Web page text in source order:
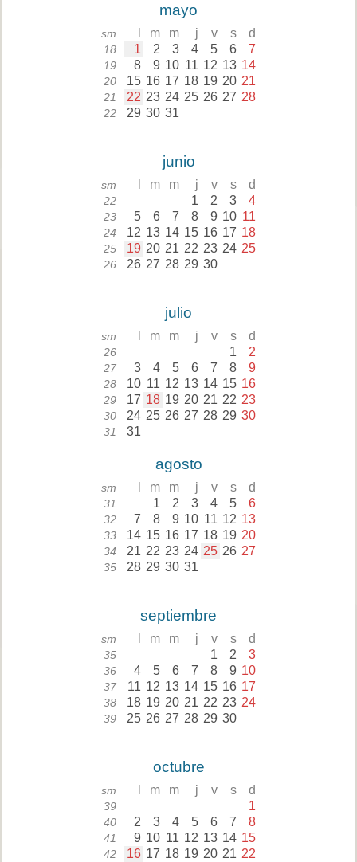
mayo
sm m m j v s d
18 1 2 3 4 5 6 7
19 8 9 10 11 12 13 14
20 15 16 17 18 19 20 21
21 22 23 24 25 26 27 28
22 29 30 31
junio
sm m m j v s d
22 1 2 3 4
23 5 6 7 8 9 10 11
24 12 13 14 15 16 17 18
25 19 20 21 22 23 24 25
26 26 27 28 29 30
julio
sm m m j v s d
26 1 2
27 3 4 5 6 7 8 9
28 10 11 12 13 14 15 16
29 17 18 19 20 21 22 23
30 24 25 26 27 28 29 30
31 31
agosto
sm m m j v s d
31 1 2 3 4 5 6
32 7 8 9 10 11 12 13
33 14 15 16 17 18 19 20
34 21 22 23 24 25 26 27
35 28 29 30 31
septiembre
sm m m j v s d
35 1 2 3
36 4 5 6 7 8 9 10
37 11 12 13 14 15 16 17
38 18 19 20 21 22 23 24
39 25 26 27 28 29 30
octubre
sm m m j v s d
39 1
40 2 3 4 5 6 7 8
41 9 10 11 12 13 14 15
42 16 17 18 19 20 21 22